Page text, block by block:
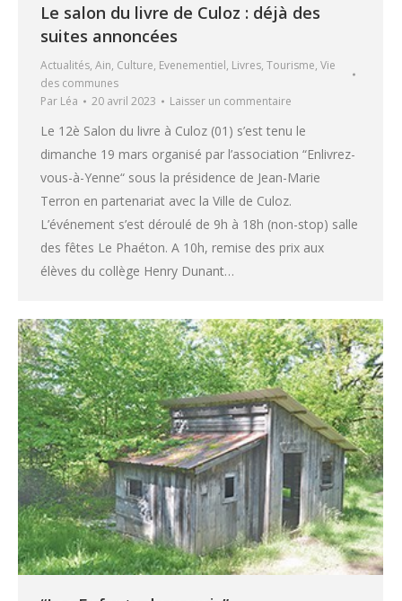
Le salon du livre de Culoz : déjà des
suites annoncées
Actualités, Ain, Culture, Evenementiel, Livres, Tourisme, Vie
des communes
Par Léa 20 avril 2023 Laisser un commentaire
Le 12è Salon du livre à Culoz (01) s’est tenu le
dimanche 19 mars organisé par l’association “Enlivrez-
vous-à-Yenne“ sous la présidence de Jean-Marie
Terron en partenariat avec la Ville de Culoz.
L’événement s’est déroulé de 9h à 18h (non-stop) salle
des fêtes Le Phaéton. A 10h, remise des prix aux
élèves du collège Henry Dunant…